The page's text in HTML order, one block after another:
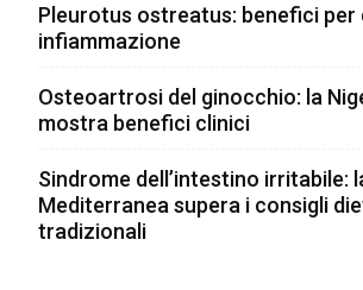
Pleurotus ostreatus: benefici per
infiammazione
Osteoartrosi del ginocchio: la
mostra benefici clinici
Sindrome dell’intestino irritabile:
Mediterranea supera i consigli
tradizionali